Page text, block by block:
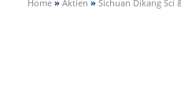
Home » Aktien » Sichuan Dikang Sci